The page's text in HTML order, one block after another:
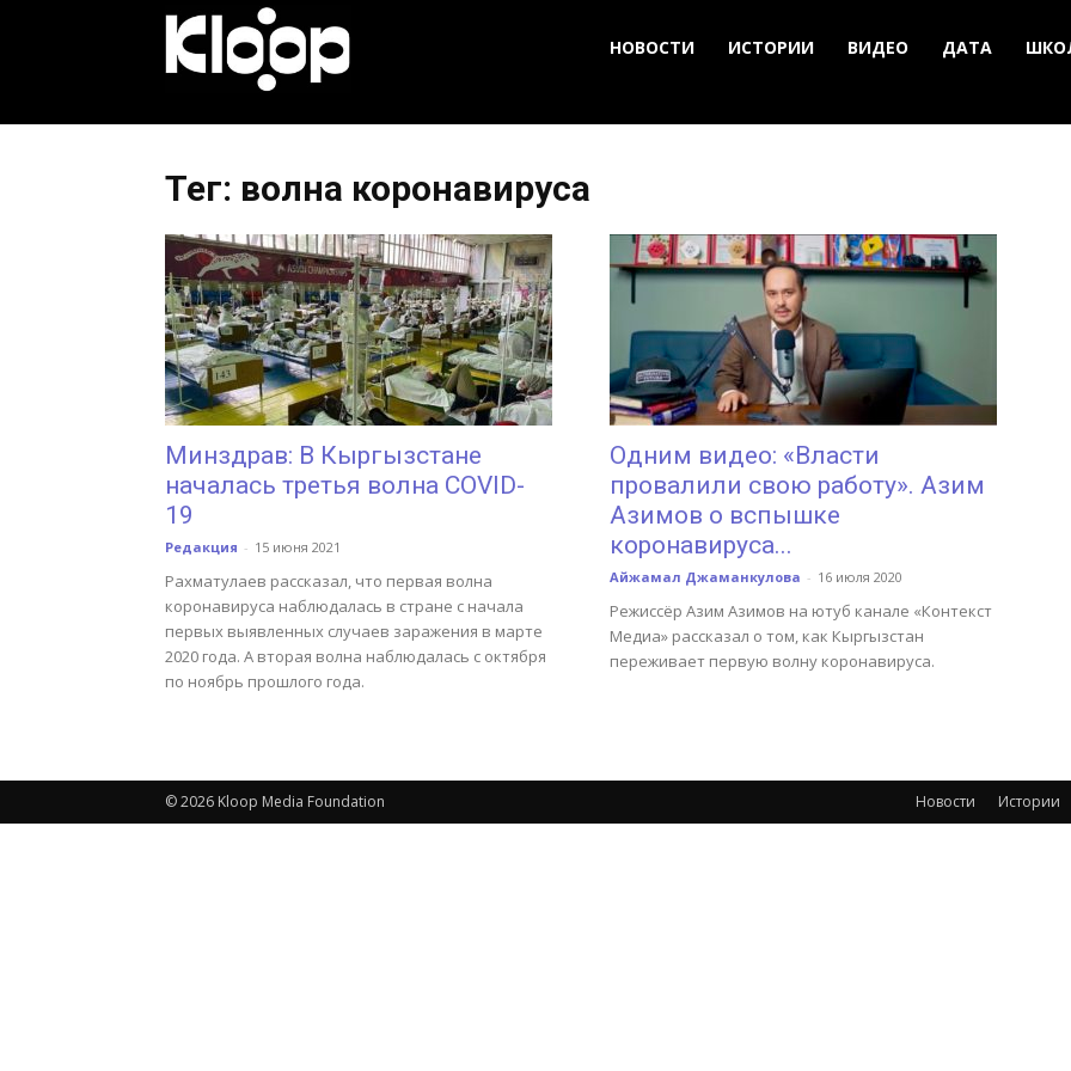
Новости
Кыргызстана
НОВОСТИ ИСТОРИИ ВИДЕО ДАТА
Тег: волна коронавируса
Минздрав: В Кыргызстане
началась третья волна COVID-
19
Редакция - 15 июня 2021
Рахматулаев рассказал, что первая волна
коронавируса наблюдалась в стране с начала
первых выявленных случаев заражения в марте
2020 года. А вторая волна наблюдалась с октября
по ноябрь прошлого года.
Одним видео: «Власти
провалили свою работу». Азим
Азимов о вспышке
коронавируса...
Айжамал Джаманкулова - 16 июля 2020
Режиссёр Азим Азимов на ютуб канале «Контекст
Медиа» рассказал о том, как Кыргызстан
переживает первую волну коронавируса.
Новости Истории
© 2026 Kloop Media Foundation